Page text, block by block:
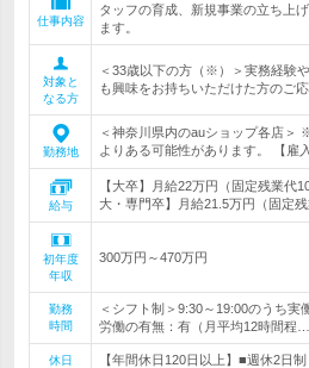
仕事内容
タッフの育成、新規事業の立ち上
ます。
対象と
なる方
＜33歳以下の方（※）＞実務経験
も興味をお持ちいただけた方のご
勤務地
＜神奈川県内のauショップ各店＞
よりある可能性があります。 【雇
給与
【大卒】月給22万円（固定残業代
大・専門卒】月給21.5万円（固定
初年度
年収
300万円～470万円
勤務
時間
＜シフト制＞9:30～19:00のうち
労働の有無：有（月平均12時間程…
休日
【年間休日120日以上】■週休2日